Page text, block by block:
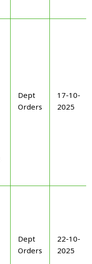
Dept
Orders
17-10-
2025
Dept
Orders
22-10-
2025